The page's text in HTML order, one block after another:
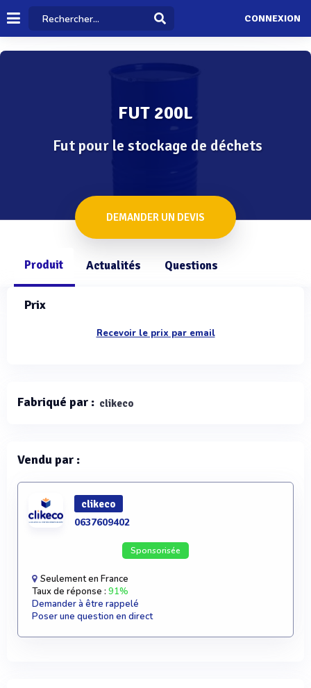
CONNEXION
FUT 200L
Fut pour le stockage de déchets
DEMANDER UN DEVIS
Produit Actualités Questions
Prix
Recevoir le prix par email
Fabriqué par : clikeco
Vendu par :
clikeco
0637609402
Sponsorisée
Seulement en France
Taux de réponse : 91%
Demander à être rappelé
Poser une question en direct